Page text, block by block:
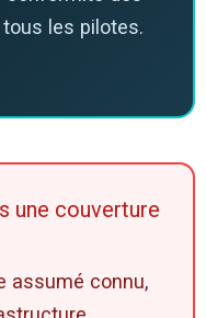
les pilotes.
une couverture
assumé connu,